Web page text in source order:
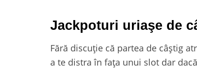
Jackpoturi uriaşe de
Fără discuție că partea de câștig
a te distra în faţa unui slot dar